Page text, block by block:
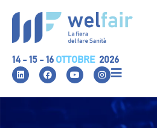
14 - 15 - 16 OTTOBRE 2026